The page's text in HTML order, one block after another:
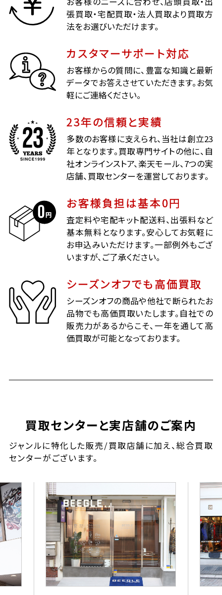
張買取・宅配買取・法人買取より買取方
法をお選びいただけます。
カスタマーサポート対応
お客様からの質問に、豊富な知識と最新
データでお答えさせていただきます。お気
軽にご連絡ください。
23年の信頼と実績
多数のお客様に支えられ、当社は創立23
年となります。買取専門サイトの他に、自
社オンラインストア、楽天モール、7つの実
店舗、買取センターを運営しております。
お客様負担は基本0円
査定料や宅配キット配送料、出張料など
基本無料となります。安心してお気軽に
お申込みいただけます。一部例外もござ
いますが、ご了承ください。
シーズンオフでも高価買取
シーズンオフの商品や他社で断られたお
品物でも高価買取いたします。自社での
販売力があるからこそ、一年を通して高
価買取が可能となっております。
買取センターと実店舗のご案内
ジャンルに特化した販売/買取店舗に加え、総合買取
センターがございます。